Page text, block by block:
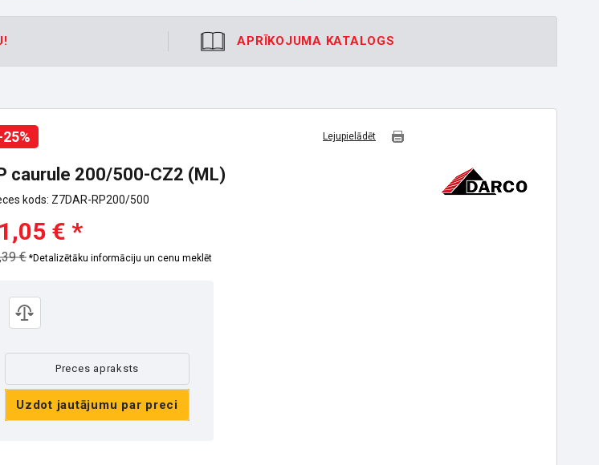
APRĪKOJUMA KATALOGS
25% Lejupielādēt
caurule 200/500-CZ2 (ML)
kods: Z7DAR-RP200/500
€ *
€ *Detalizētāku informāciju un cenu meklēt
Preces apraksts
Uzdot jautājumu par preci